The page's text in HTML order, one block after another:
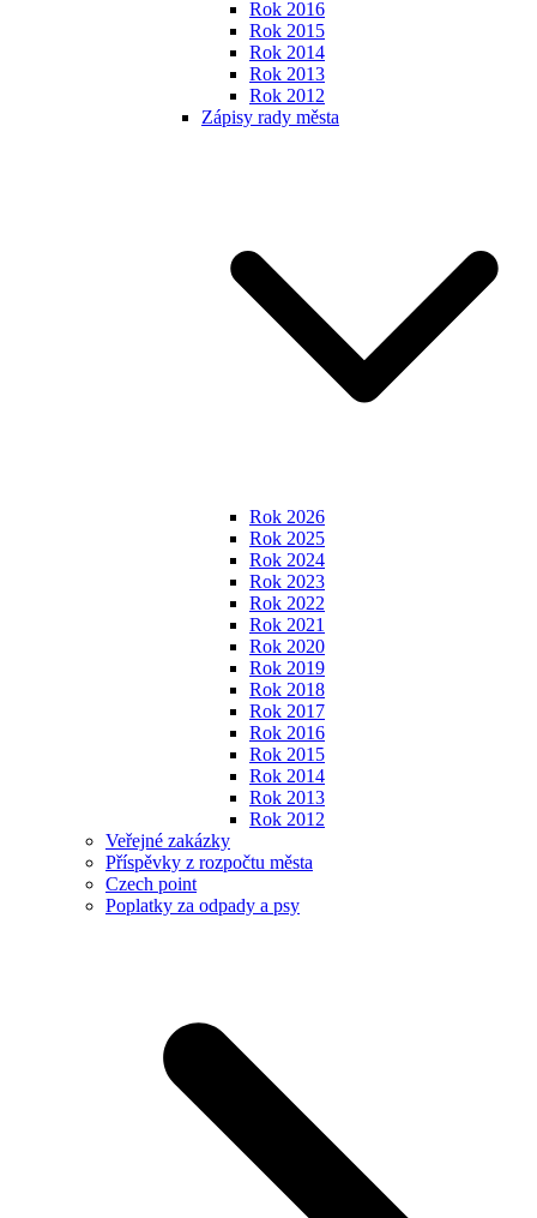
Rok 2016
Rok 2015
Rok 2014
Rok 2013
Rok 2012
Zápisy rady města
Rok 2026
Rok 2025
Rok 2024
Rok 2023
Rok 2022
Rok 2021
Rok 2020
Rok 2019
Rok 2018
Rok 2017
Rok 2016
Rok 2015
Rok 2014
Rok 2013
Rok 2012
Veřejné zakázky
Příspěvky z rozpočtu města
Czech point
Poplatky za odpady a psy